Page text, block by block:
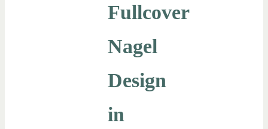
Fullcover
Nagel
Design
in